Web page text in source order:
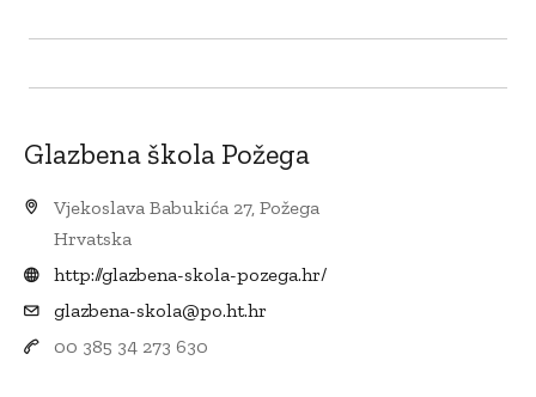
Glazbena škola Požega
Vjekoslava Babukića 27, Požega
Hrvatska
http://glazbena-skola-pozega.hr/
glazbena-skola@po.ht.hr
00 385 34 273 630